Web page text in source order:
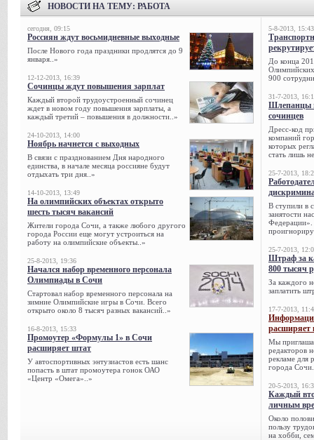
НОВОСТИ НА ТЕМУ: РАБОТА
сегодня, 09:15
Россиян ждут восьмидневные выходные
После Нового года праздники продлятся до 9
января..»
12-12-2013, 16:39
Сочинцы ждут повышения зарплат
Каждый второй трудоустроенный сочинец
ждет в новом году повышения зарплаты, а
каждый третий – повышения в должности..»
24-10-2013, 14:00
Ноябрь начнется с выходных
В связи с празднованием Дня народного
единства, в начале месяца россияне будут
отдыхать три дня..»
14-10-2013, 13:49
На олимпийских объектах открыто
шесть тысяч вакансий
Жители города Сочи, а также любого другого
города России еще могут устроиться на
работу на олимпийские объекты..»
25-8-2013, 19:36
Начался набор временного персонала
Олимпиады в Сочи
Стартовал набор временного персонала на
зимние Олимпийские игры в Сочи. Всего
открыто около 8 тысяч разных вакансий..»
16-8-2013, 15:33
Промоутер «Формулы 1» в Сочи
расширяет штат
У автоспортивных энтузиастов есть шанс
попасть в штат промоутера гонок ОАО
«Центр «Омега»..»
5-8-2013, 15:43
До конца
900
31-7-2013,
Шлепанцы
сочинцев
Дресс-код
компаний
которых
стать лишь
25-7-2013,
В ступили в
занятости
Федерации».
25-7-2013,
Штраф за
800 тысяч
За каждого
заплатить
17-7-2013,
расширяет
Мы
редакторов
рекламе для
города
20-5-2013,
Каждый
личным
Около
пользу
на хобби,